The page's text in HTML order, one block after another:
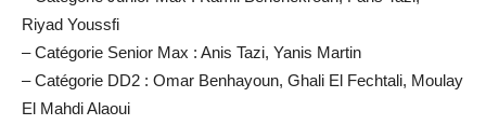
Riyad Youssfi
– Catégorie Senior Max : Anis Tazi, Yanis Martin
– Catégorie DD2 : Omar Benhayoun, Ghali El Fechtali, Moulay
El Mahdi Alaoui